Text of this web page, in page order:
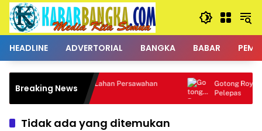
Langsung
konten
HEADLINE ADVERTORIAL BANGKA BABAR
Breaking News
Alih Fungsi Lahan Persawahan
Mencuat
Gotong Royong
Pelepas
Tidak ada yang ditemukan